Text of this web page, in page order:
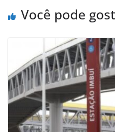
Você pode